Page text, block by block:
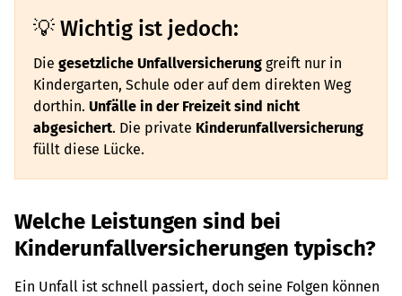
Wichtig ist jedoch:
Die gesetzliche Unfallversicherung greift nur in
Kindergarten, Schule oder auf dem direkten Weg
dorthin. Unfälle in der Freizeit sind nicht
abgesichert. Die private Kinderunfallversicherung
füllt diese Lücke.
Welche Leistungen sind bei
Kinderunfallversicherungen typisch?
Ein Unfall ist schnell passiert, doch seine Folgen können